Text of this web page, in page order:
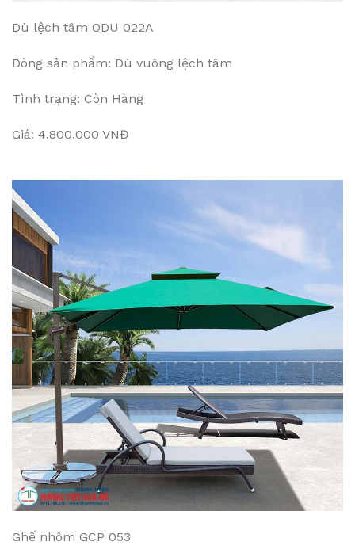
Dù lệch tâm ODU 022A
Dòng sản phẩm: Dù vuông lệch tâm
Tình trạng: Còn Hàng
Giá: 4.800.000 VNĐ
Ghế nhôm GCP 053